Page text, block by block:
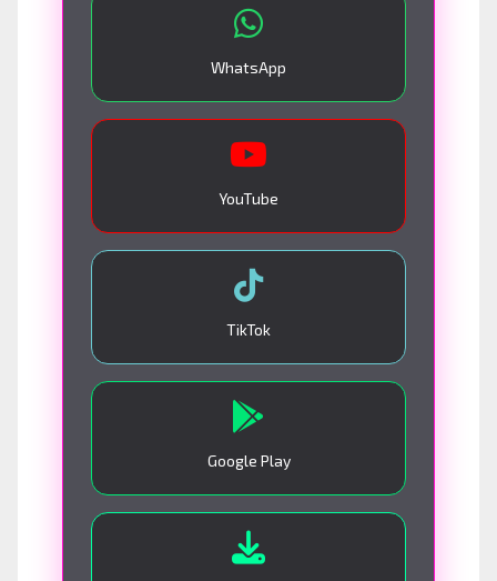
WhatsApp
YouTube
TikTok
Google Play